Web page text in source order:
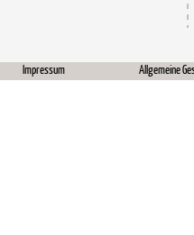
Impressum Allgemeine